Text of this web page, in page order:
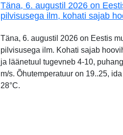
Täna, 6. augustil 2026 on
pilvisusega ilm, kohati sajab
Täna, 6. augustil 2026 on Eestis
pilvisusega ilm. Kohati sajab
ja läänetuul tugevneb 4-10,
m/s. Õhutemperatuur on 19..25,
28°C.